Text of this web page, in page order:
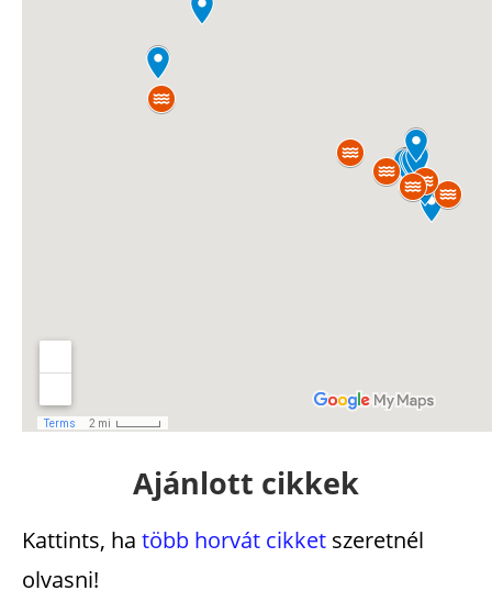
Ajánlott cikkek
Kattints, ha több horvát cikket szeretnél
olvasni!